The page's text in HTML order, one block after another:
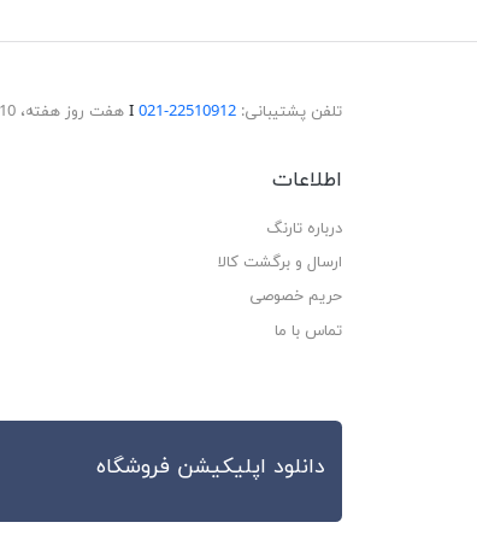
تلفن پشتیبانی:22510912-021
Ι هفت روز هفته، 10 صبح تا 11 شب پاسخگوی شما هستیم.
اطلاعات
درباره تارنگ
ارسال و برگشت کالا
حریم خصوصی
تماس با ما
دانلود اپلیکیشن فروشگاه